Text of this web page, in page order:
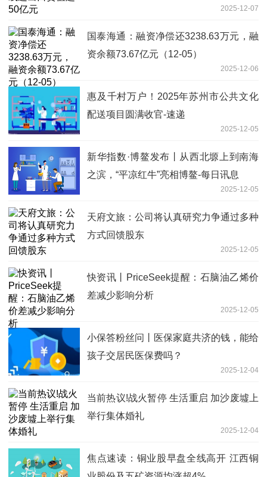
2025-12-07
国泰海通：融资净偿还3238.63万元，融
资余额73.67亿元（12-05）
2025-12-06
惠及千村万户！2025年苏州市公共文化
配送项目圆满收官-速递
2025-12-05
新华指数·博鳌发布丨从西北塬上到南海
之滨，“平凉红牛”亮相博鳌-每日讯息
2025-12-05
天府文旅：公司将认真研究力争通过多种
方式回馈股东
2025-12-05
快资讯丨PriceSeek提醒：石脑油乙烯价
差减少影响分析
2025-12-05
小保答粉丝问丨医保家庭共济的钱，能给
孩子交居民医保费吗？
2025-12-04
当前热议!战火暂停 生活重启 加沙废墟上
举行集体婚礼
2025-12-04
焦点速读：铜业股早盘全线高开 江西铜